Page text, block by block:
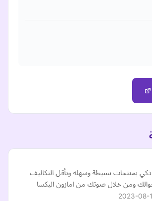
بمنتجات بسيطة وسهله وبأقل التكاليف
ومن خلال صوتك من امازون اليكسا
2023-08-